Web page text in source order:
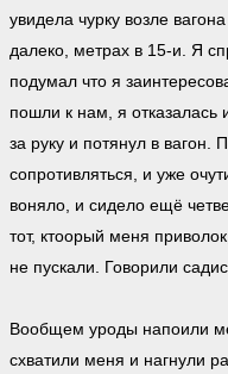
увидела чурку возле
далеко, метрах в 15-и. Я
подумал что я
пошли к нам, я отказалась
за руку и потянул в вагон.
сопротивляться, и уже
воняло, и сидело ещё
тот, ктоорый меня
не пускали. Говорили
Вообщем уроды напоили
схватили меня и нагнули